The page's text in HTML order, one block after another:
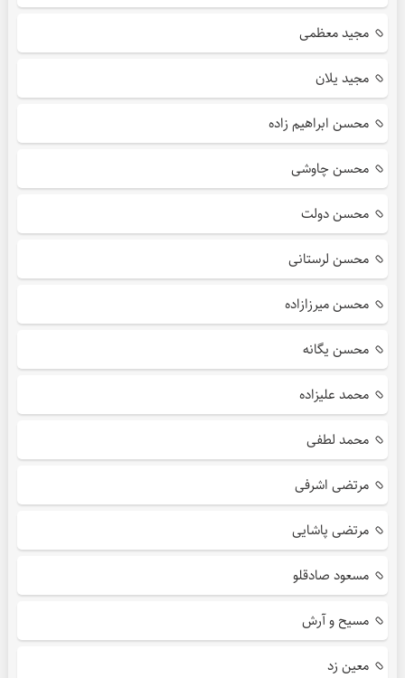
مجید معظمی
مجید یلان
محسن ابراهیم زاده
محسن چاوشی
محسن دولت
محسن لرستانی
محسن میرزازاده
محسن یگانه
محمد علیزاده
محمد لطفی
مرتضی اشرفی
مرتضی پاشایی
مسعود صادقلو
مسیح و آرش
معین زد